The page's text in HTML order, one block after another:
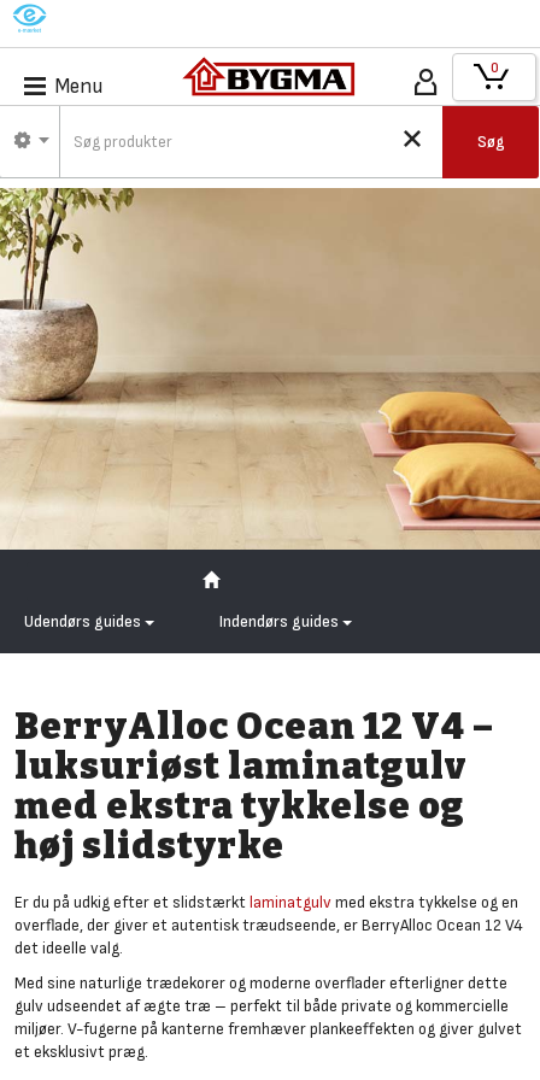
M
Menu
Søg
0
Udendørs guides Indendørs guides
BerryAlloc Ocean 12 V4 –
luksuriøst laminatgulv
med ekstra tykkelse og
høj slidstyrke
Er du på udkig efter et slidstærktlaminatgulvmed ekstra tykkelse og en
overflade, der giver et autentisk træudseende, er BerryAlloc Ocean 12 V4
det ideelle valg.
Med sine naturlige trædekorer og moderne overflader efterligner dette
gulv udseendet af ægte træ – perfekt til både private og kommercielle
miljøer. V-fugerne på kanterne fremhæver plankeeffekten og giver gulvet
et eksklusivt præg.